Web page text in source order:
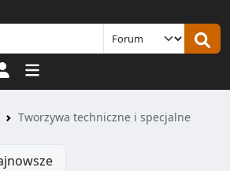
Logowanie
Tworzywa techniczne i specjalne